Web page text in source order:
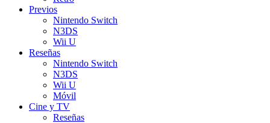
Previos
Nintendo Switch
N3DS
Wii U
Reseñas
Nintendo Switch
N3DS
Wii U
Móvil
Cine y TV
Reseñas